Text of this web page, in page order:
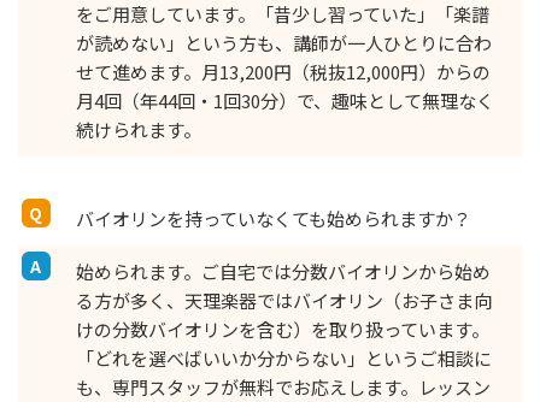
をご用意しています。「昔少し習っていた」「楽譜
が読めない」という方も、講師が一人ひとりに合わ
せて進めます。月13,200円（税抜12,000円）からの
月4回（年44回・1回30分）で、趣味として無理なく
続けられます。
バイオリンを持っていなくても始められますか？
始められます。ご自宅では分数バイオリンから始め
る方が多く、天理楽器ではバイオリン（お子さま向
けの分数バイオリンを含む）を取り扱っています。
「どれを選べばいいか分からない」というご相談に
も、専門スタッフが無料でお応えします。レッスン